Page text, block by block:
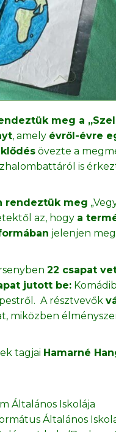
meg a
, amely évről-évre
övezte a
is
rendeztük meg
az, hogy a
jelenjen
22 csapat
jutott be:
A résztvevők
miközben
tagjai Hamarné
Általános Iskolája
Általános